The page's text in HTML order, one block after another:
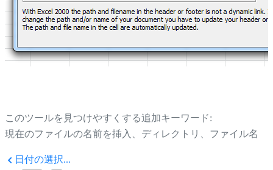
このツールを見つけやすくする追加キーワード:
現在のファイルの名前を挿入、ディレクトリ、ファイル名
日付の選択...